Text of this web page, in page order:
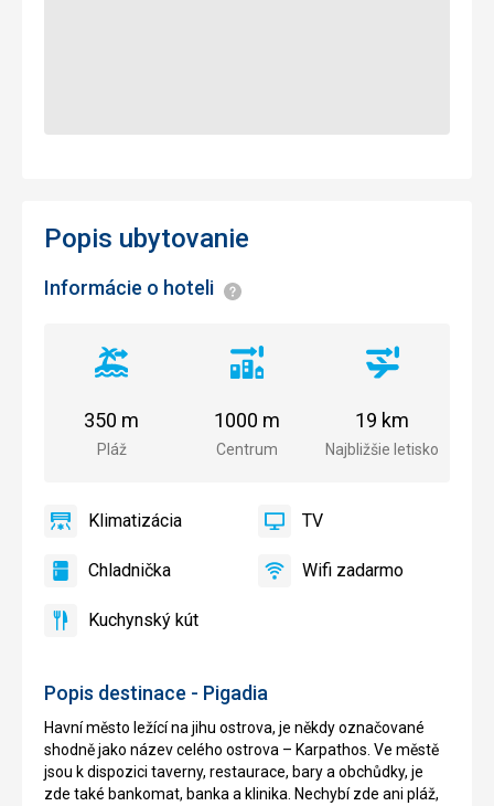
Popis destinace - Pigadia
Havní město ležící na jihu ostrova, je někdy označované
shodně jako název celého ostrova – Karpathos. Ve městě
jsou k dispozici taverny, restaurace, bary a obchůdky, je
zde také bankomat, banka a klinika. Nechybí zde ani pláž,
Popis ubytovanie
Informácie o hoteli Informácie
Vzdialenosť
pláže
Pláž
350 m
Vzdialenosť
centra
Centrum
1000 m
Vzdialenosť
letiska
Najbližšie letisko
19 km
Klimatizácia
Klimatizácia
áno TV TV
áno
Chladnička
Chladnička
áno
Wifi
Wifi zadarmo
áno
Kuchynský
Kuchynský kút
áno